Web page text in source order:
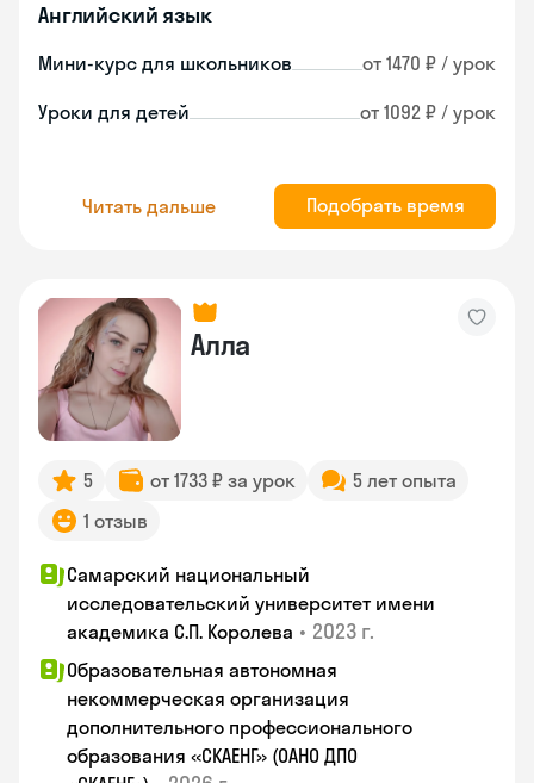
Английский язык
Мини-курс для школьников от 1470 ₽ / урок
Уроки для детей от 1092 ₽ / урок
Читать дальше Подобрать время
Алла
5 от 1733 ₽ за урок
5 лет опыта
1 отзыв
Самарский национальный
исследовательский университет имени
академика С.П. Королева • 2023 г.
Образовательная автономная
некоммерческая организация
дополнительного профессионального
образования «СКАЕНГ» (ОАНО ДПО